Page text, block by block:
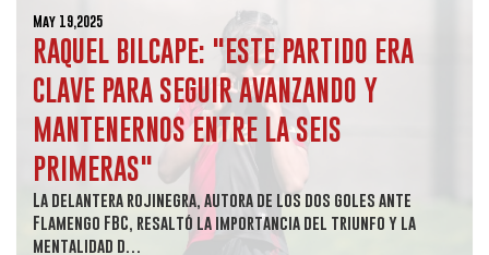
May 19,2025
RAQUEL BILCAPE: "ESTE PARTIDO ERA
CLAVE PARA SEGUIR AVANZANDO Y
MANTENERNOS ENTRE LA SEIS
PRIMERAS"
La delantera rojinegra, autora de los dos goles ante
Flamengo FBC, resaltó la importancia del triunfo y la
mentalidad d…